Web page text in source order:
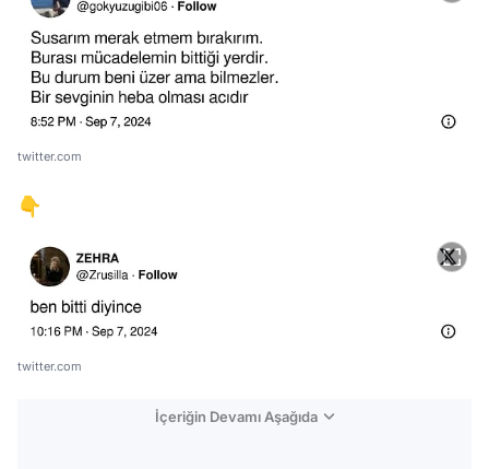
twitter.com
👇
twitter.com
İçeriğin Devamı Aşağıda